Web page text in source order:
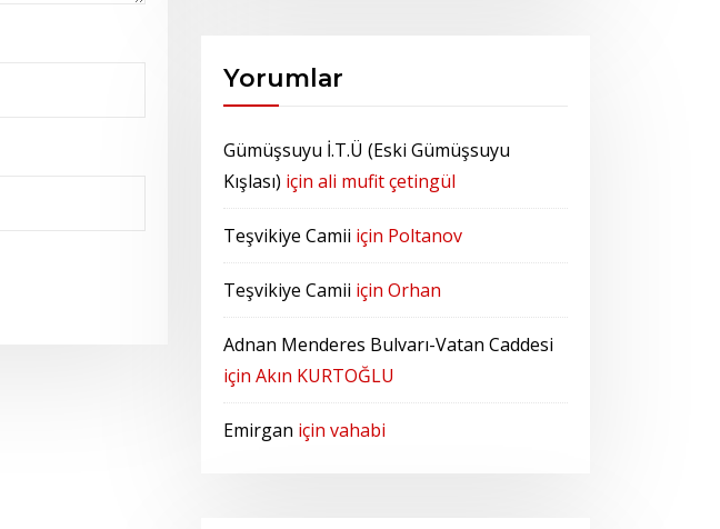
Yorumlar
Gümüşsuyu İ.T.Ü (Eski Gümüşsuyu
Kışlası) için ali mufit çetingül
Teşvikiye Camii için Poltanov
Teşvikiye Camii için Orhan
Adnan Menderes Bulvarı-Vatan Caddesi
için Akın KURTOĞLU
Emirgan için vahabi